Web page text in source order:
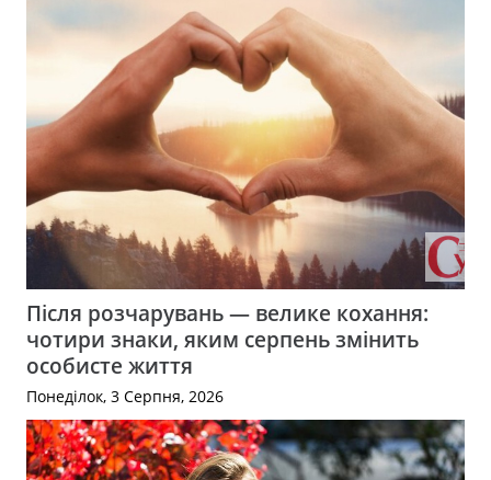
Після розчарувань — велике кохання:
чотири знаки, яким серпень змінить
особисте життя
Понеділок, 3 Серпня, 2026